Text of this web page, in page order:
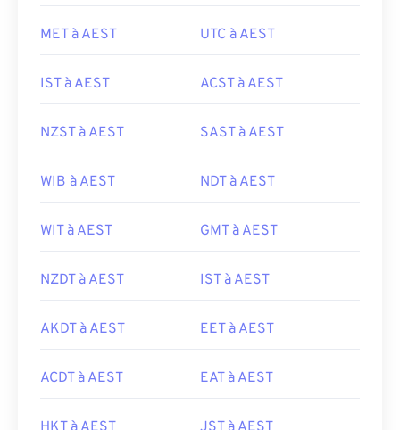
MET à AEST UTC à AEST
IST à AEST ACST à AEST
NZST à AEST SAST à AEST
WIB à AEST NDT à AEST
WIT à AEST GMT à AEST
NZDT à AEST IST à AEST
AKDT à AEST EET à AEST
ACDT à AEST EAT à AEST